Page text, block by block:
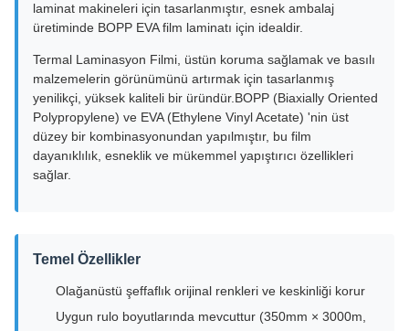
laminat makineleri için tasarlanmıştır, esnek ambalaj
üretiminde BOPP EVA film laminatı için idealdir.
Termal Laminasyon Filmi, üstün koruma sağlamak ve basılı
malzemelerin görünümünü artırmak için tasarlanmış
yenilikçi, yüksek kaliteli bir üründür.BOPP (Biaxially Oriented
Polypropylene) ve EVA (Ethylene Vinyl Acetate) 'nin üst
düzey bir kombinasyonundan yapılmıştır, bu film
dayanıklılık, esneklik ve mükemmel yapıştırıcı özellikleri
sağlar.
Temel Özellikler
Olağanüstü şeffaflık orijinal renkleri ve keskinliği korur
Uygun rulo boyutlarında mevcuttur (350mm × 3000m,